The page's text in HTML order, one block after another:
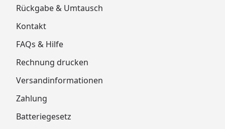
Rückgabe & Umtausch
Kontakt
FAQs & Hilfe
Rechnung drucken
Versandinformationen
Zahlung
Batteriegesetz